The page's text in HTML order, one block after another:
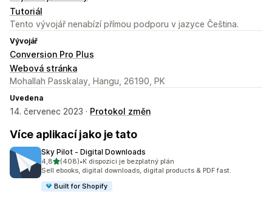
Tutoriál
Tento vývojář nenabízí přímou podporu v jazyce Čeština.
Vývojář
Conversion Pro Plus
Webová stránka
Mohallah Passkalay, Hangu, 26190, PK
Uvedena
14. červenec 2023 · Protokol změn
Více aplikací jako je tato
Sky Pilot ‑ Digital Downloads
4,8z 5 hvězd
(408)
Celkový počet recenzí: 408
•K dispozici je bezplatný plán
Sell ebooks, digital downloads, digital products & PDF fast.
Built for Shopify